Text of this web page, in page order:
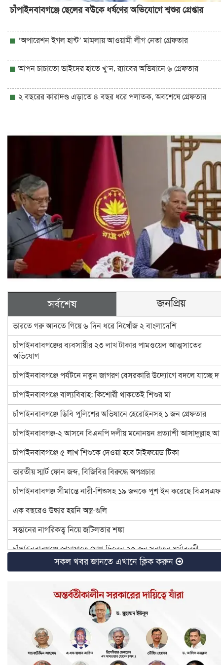
চাঁপাইনবাবগঞ্জে ছেলের বউকে ধর্ষণের অভিযোগে শ্বশুর গ্রেপ্তার
‘অপারেশন ইগল হান্ট’ মামলায় আওয়ামী লীগ নেতা গ্রেফতার
আপন চাচাতো ভাইদের হাতে খু’ন, র‌্যাবের অভিযানে ৬ গ্রেফতার
২ বছরের কারাদণ্ড এড়াতে ৪ বছর ধরে পলাতক, অবশেষে গ্রেফতার
সর্বশেষ জনপ্রিয়
ভারতে গরু আনতে গিয়ে ৬ দিন ধরে নিখোঁজ ২ বাংলাদেশি
চাঁপাইনবাবগঞ্জের ব্যবসায়ীর ২৩ লাখ টাকার পামওয়েল আত্মসাতের
অভিযোগ
চাঁপাইনবাবগঞ্জে পর্যটনে নতুন জাগরণ বেসরকারি উদ্যোগে বদলে যাচ্ছে দ
চাঁপাইনবাবগঞ্জে বাল্যবিবাহ: কিশোরী থাকতেই শিশুর মা
চাঁপাইনবাবগঞ্জে ডিবি পুলিশের অভিযানে হেরোইনসহ ১ জন গ্রেফতার
চাঁপাইনবাবগঞ্জ-২ আসনে বিএনপি দলীয় মনোনয়ন প্রত্যাশী আসাদুল্লাহ আ
চাঁপাইনবাবগঞ্জে ৫ লাখ শিশুকে দেওয়া হবে টাইফয়েড টিকা
ভারতীয় স্মার্ট ফোন জব্দ, বিজিবির বিরুদ্ধে অপপ্রচার
চাঁপাইনবাবগঞ্জ সীমান্তে নারী-শিশুসহ ১৯ জনকে পুশ ইন করেছে বিএসএফ
এক বছরেও উদ্ধার হয়নি অস্ত্র-গুলি
সন্তানের নাগরিকত্ব নিয়ে জটিলতার শঙ্কা
চাঁপাইনবাবগঞ্জে জামায়াতে যোগ দিলেন ২৫ জন সনাতন ধর্মাবলম্বী
চাঁপাইনবাবগঞ্জে বিটিসিএলের ৩৩ লাখ টাকা বকেয়া, মামলার সুপারিশ
৪ হত্যা মামলার আসামি ইউপি চেয়ারম্যান টিপু সাময়িক বরখাস্ত
চাঁপাইনবাবগঞ্জে ডেঙ্গু প্রতিরোধে মশক নিধন কার্যক্রম শুরু
রাষ্ট্রপতি ও প্রধান উপদেষ্টার সঙ্গে সেনাপ্রধানের সাক্ষাৎ
ইসির নির্বাচনী রোডম্যাপে যা থাকছে
সকল খবর জানতে এখানে ক্লিক করুন